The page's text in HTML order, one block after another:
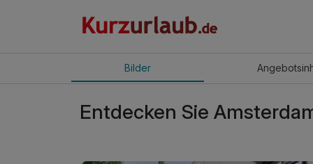
Bilder Angebot
Entdecken Sie